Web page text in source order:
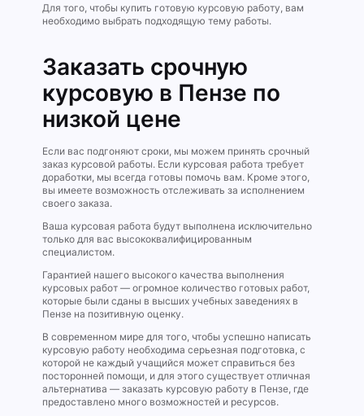
Для того, чтобы купить готовую курсовую работу, вам
необходимо выбрать подходящую тему работы.
Заказать срочную
курсовую в Пензе по
низкой цене
Если вас подгоняют сроки, мы можем принять срочный
заказ курсовой работы. Если курсовая работа требует
доработки, мы всегда готовы помочь вам. Кроме этого,
вы имеете возможность отслеживать за исполнением
своего заказа.
Ваша курсовая работа будут выполнена исключительно
только для вас высококвалифицированным
специалистом.
Гарантией нашего высокого качества выполнения
курсовых работ — огромное количество готовых работ,
которые были сданы в высших учебных заведениях в
Пензе на позитивную оценку.
В современном мире для того, чтобы успешно написать
курсовую работу необходима серьезная подготовка, с
которой не каждый учащийся может справиться без
посторонней помощи, и для этого существует отличная
альтернатива — заказать курсовую работу в Пензе, где
предоставлено много возможностей и ресурсов.